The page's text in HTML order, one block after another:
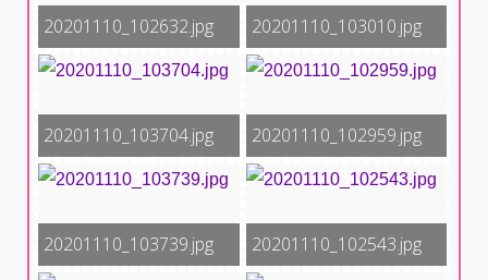
20201110_102632.jpg 20201110_103010.jpg
20201110_103704.jpg 20201110_102959.jpg
20201110_103739.jpg 20201110_102543.jpg